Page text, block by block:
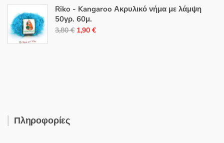
was:
7,50 €.
τιμή
5,00 €.
Riko - Kangaroo Ακρυλικό νήμα με λάμψη
50γρ. 60μ.
3,80€ Original
1,90 €Η
Πληροφορίες